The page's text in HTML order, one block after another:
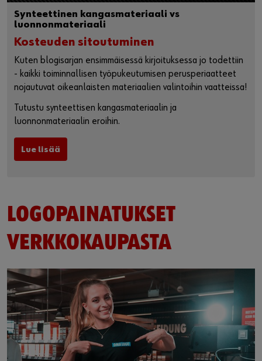
Synteettinen kangasmateriaali vs
luonnonmateriaali
Kosteuden sitoutuminen
Kuten blogisarjan ensimmäisessä kirjoituksessa jo todettiin
- kaikki toiminnallisen työpukeutumisen perusperiaatteet
nojautuvat oikeanlaisten materiaalien valintoihin vaatteissa!
Tutustu synteettisen kangasmateriaalin ja
luonnonmateriaalin eroihin.
Lue lisää
LOGOPAINATUKSET
VERKKOKAUPASTA